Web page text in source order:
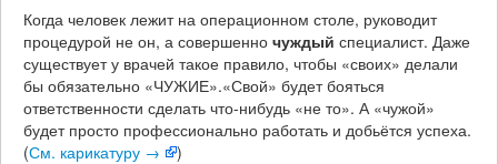
Когда человек лежит на операционном столе, руководит
процедурой не он, а совершенно чуждый специалист. Даже
существует у врачей такое правило, чтобы «своих» делали
бы обязательно «ЧУЖИЕ».«Свой» будет бояться
ответственности сделать что-нибудь «не то». А «чужой»
будет просто профессионально работать и добьётся успеха.
(См. карикатуру → )